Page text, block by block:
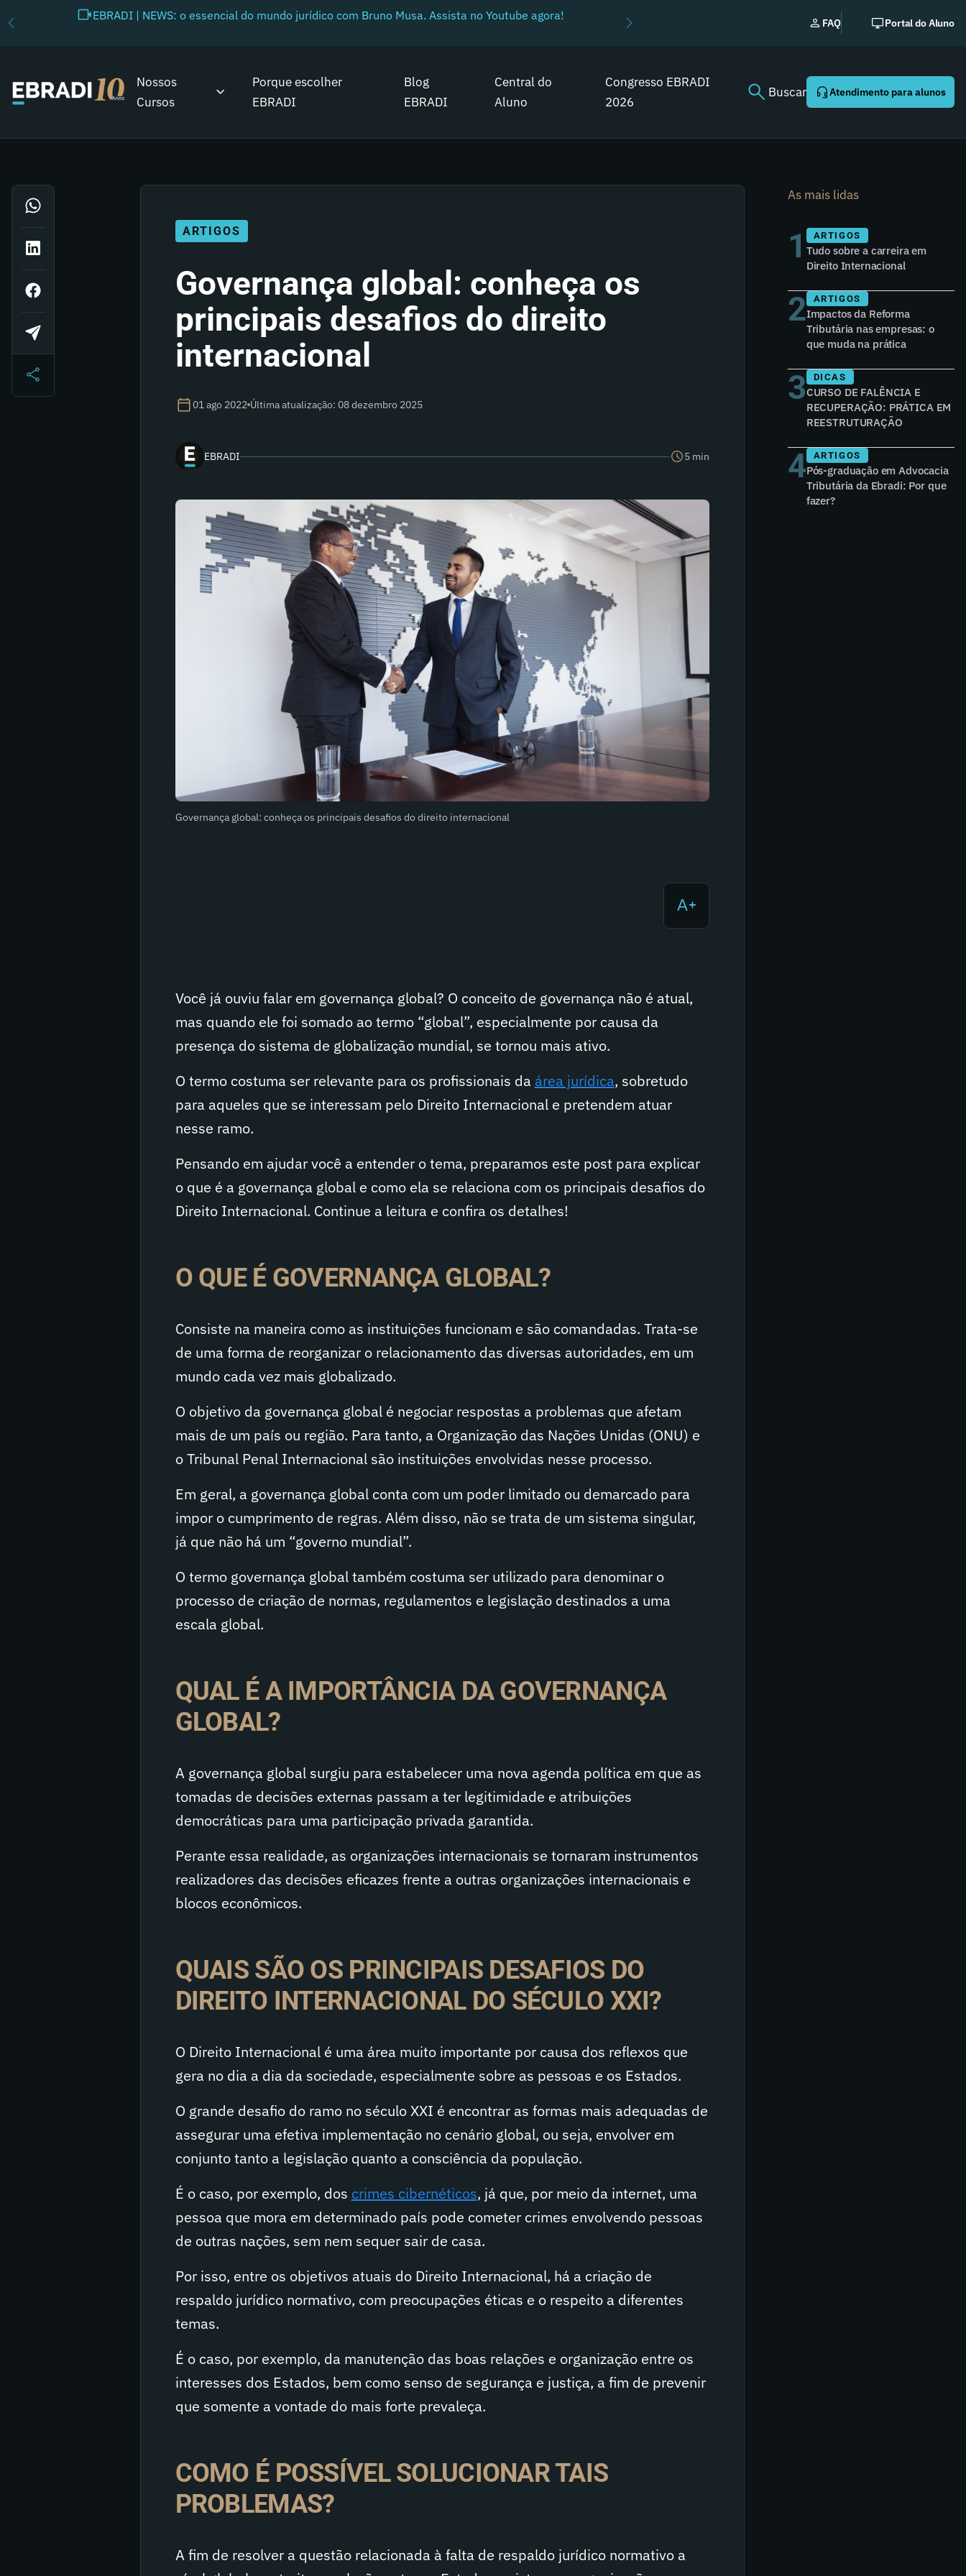
EBRADI | NEWS: o essencial do mundo jurídico com Bruno Musa. Assista no Youtube agora!
FAQ Portal do Aluno
Nossos
Cursos
Porque escolher
EBRADI
Blog
EBRADI
Central do
Aluno
Congresso EBRADI
2026
Buscar Atendimento para alunos
ARTIGOS
Governança global: conheça os
principais desafios do direito
internacional
01 ago 2022 Última atualização: 08 dezembro 2025
EBRADI 5 min
Governança global: conheça os principais desafios do direito internacional
Você já ouviu falar em governança global? O conceito de governança não é atual,
mas quando ele foi somado ao termo “global”, especialmente por causa da
presença do sistema de globalização mundial, se tornou mais ativo.
O termo costuma ser relevante para os profissionais da área jurídica, sobretudo
para aqueles que se interessam pelo Direito Internacional e pretendem atuar
nesse ramo.
Pensando em ajudar você a entender o tema, preparamos este post para explicar
o que é a governança global e como ela se relaciona com os principais desafios do
Direito Internacional. Continue a leitura e confira os detalhes!
O QUE É GOVERNANÇA GLOBAL?
Consiste na maneira como as instituições funcionam e são comandadas. Trata-se
de uma forma de reorganizar o relacionamento das diversas autoridades, em um
mundo cada vez mais globalizado.
O objetivo da governança global é negociar respostas a problemas que afetam
mais de um país ou região. Para tanto, a Organização das Nações Unidas (ONU) e
o Tribunal Penal Internacional são instituições envolvidas nesse processo.
Em geral, a governança global conta com um poder limitado ou demarcado para
impor o cumprimento de regras. Além disso, não se trata de um sistema singular,
já que não há um “governo mundial”.
O termo governança global também costuma ser utilizado para denominar o
processo de criação de normas, regulamentos e legislação destinados a uma
escala global.
QUAL É A IMPORTÂNCIA DA GOVERNANÇA
GLOBAL?
A governança global surgiu para estabelecer uma nova agenda política em que as
tomadas de decisões externas passam a ter legitimidade e atribuições
democráticas para uma participação privada garantida.
Perante essa realidade, as organizações internacionais se tornaram instrumentos
realizadores das decisões eficazes frente a outras organizações internacionais e
blocos econômicos.
QUAIS SÃO OS PRINCIPAIS DESAFIOS DO
DIREITO INTERNACIONAL DO SÉCULO XXI?
O Direito Internacional é uma área muito importante por causa dos reflexos que
gera no dia a dia da sociedade, especialmente sobre as pessoas e os Estados.
O grande desafio do ramo no século XXI é encontrar as formas mais adequadas de
assegurar uma efetiva implementação no cenário global, ou seja, envolver em
conjunto tanto a legislação quanto a consciência da população.
É o caso, por exemplo, dos crimes cibernéticos, já que, por meio da internet, uma
pessoa que mora em determinado país pode cometer crimes envolvendo pessoas
de outras nações, sem nem sequer sair de casa.
Por isso, entre os objetivos atuais do Direito Internacional, há a criação de
respaldo jurídico normativo, com preocupações éticas e o respeito a diferentes
temas.
É o caso, por exemplo, da manutenção das boas relações e organização entre os
interesses dos Estados, bem como senso de segurança e justiça, a fim de prevenir
que somente a vontade do mais forte prevaleça.
COMO É POSSÍVEL SOLUCIONAR TAIS
PROBLEMAS?
A fim de resolver a questão relacionada à falta de respaldo jurídico normativo a
As mais lidas
1 ARTIGOS
Tudo sobre a carreira em
Direito Internacional
2 ARTIGOS
Impactos da Reforma
Tributária nas empresas: o
que muda na prática
3 DICAS
CURSO DE FALÊNCIA E
RECUPERAÇÃO: PRÁTICA EM
REESTRUTURAÇÃO
4 ARTIGOS
Pós-graduação em Advocacia
Tributária da Ebradi: Por que
fazer?